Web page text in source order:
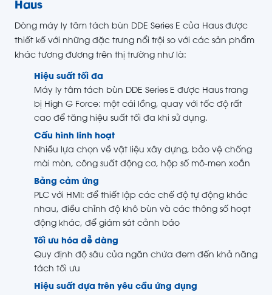
Haus
Dòng máy ly tâm tách bùn DDE Series E của Haus được
thiết kế với những đặc trưng nổi trội so với các sản phẩm
khác tương đương trên thị trường như là:
Hiệu suất tối đa
Máy ly tâm tách bùn DDE Series E được Haus trang
bị High G Force: một cái lồng, quay với tốc độ rất
cao để tăng hiệu suất tối đa khi sử dụng.
Cấu hình linh hoạt
Nhiều lựa chọn về vật liệu xây dựng, bảo vệ chống
mài mòn, công suất động cơ, hộp số mô-men xoắn
Bảng cảm ứng
PLC với HMI: để thiết lập các chế độ tự động khác
nhau, điều chỉnh độ khô bùn và các thông số hoạt
động khác, để giám sát cảnh báo
Tối ưu hóa dễ dàng
Quy định độ sâu của ngăn chứa đem đến khả năng
tách tối ưu
Hiệu suất dựa trên yêu cầu ứng dụng